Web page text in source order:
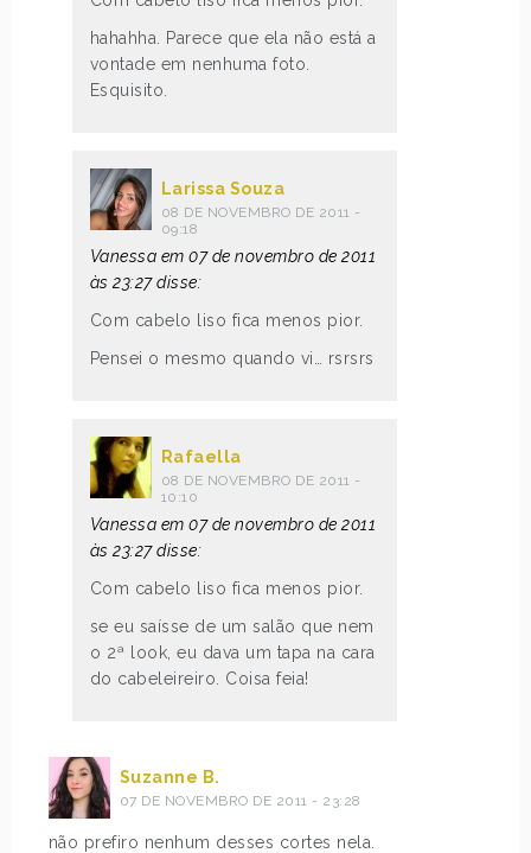
hahahha. Parece que ela não está a
vontade em nenhuma foto.
Esquisito.
Larissa Souza
08 DE NOVEMBRO DE 2011 -
09:18
Vanessa em 07 de novembro de 2011
às 23:27 disse:
Com cabelo liso fica menos pior.
Pensei o mesmo quando vi… rsrsrs
Rafaella
08 DE NOVEMBRO DE 2011 -
10:10
Vanessa em 07 de novembro de 2011
às 23:27 disse:
Com cabelo liso fica menos pior.
se eu saísse de um salão que nem
o 2ª look, eu dava um tapa na cara
do cabeleireiro. Coisa feia!
Suzanne B.
07 DE NOVEMBRO DE 2011 - 23:28
não prefiro nenhum desses cortes nela.